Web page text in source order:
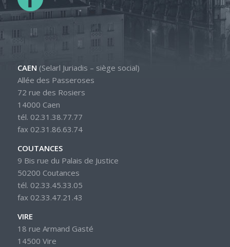
CAEN (Selarl Juriadis – siège social)
Allée des Passeroses
72 rue des Rosiers
14000 Caen
tél. 02.31.38.77.77
fax 02.31.86.63.74
COUTANCES
9 Bis rue du Palais de Justice
50200 Coutances
tél. 02.33.45.33.05
fax 02.33.47.21.43
VIRE
18 rue Armand Gasté
14500 Vire